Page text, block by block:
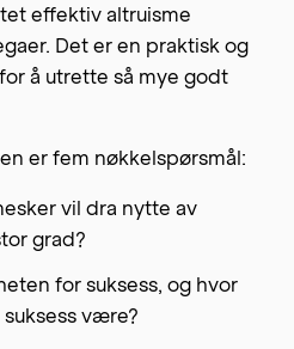
effektiv altruisme
Det er en praktisk og
å utrette så mye godt
er fem nøkkelspørsmål:
vil dra nytte av
grad?
for suksess, og hvor
være?